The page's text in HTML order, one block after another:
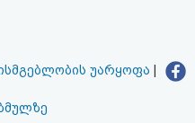
უარყოფა